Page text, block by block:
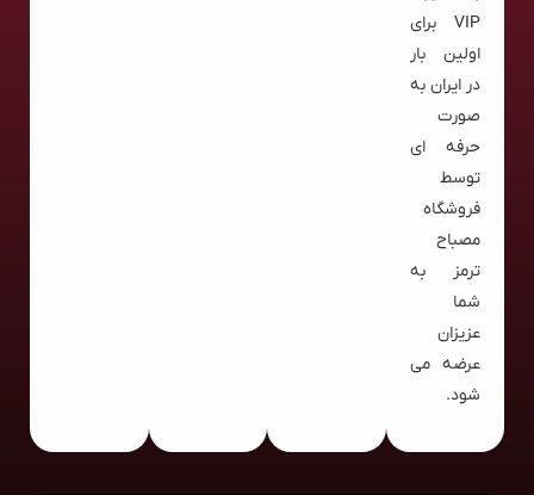
VIP برای
اولین بار
در ایران به
صورت
حرفه ای
توسط
فروشگاه
مصباح
ترمز به
شما
عزیزان
عرضه می
شود.